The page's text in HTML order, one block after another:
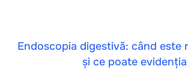
Endoscopia digestivă: când este
și ce poate evidenția